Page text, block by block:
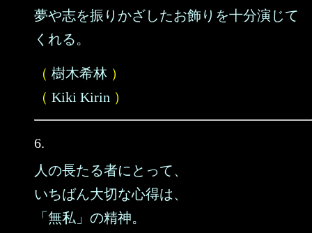
夢や志を振りかざしたお飾りを十分演じて
くれる。
（ 樹木希林 ）
（ Kiki Kirin ）
6.
人の長たる者にとって、
いちばん大切な心得は、
「無私」の精神。